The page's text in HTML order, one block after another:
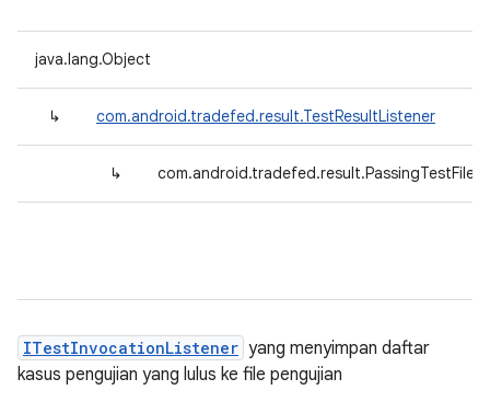
java.lang.Object
↳ com.android.tradefed.result.TestResultListener
↳
ITestInvocationListener yang menyimpan daftar
kasus pengujian yang lulus ke file pengujian